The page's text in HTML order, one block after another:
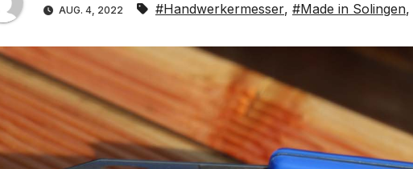
AUG. 4, 2022 #Handwerkermesser, #Made in Solingen,